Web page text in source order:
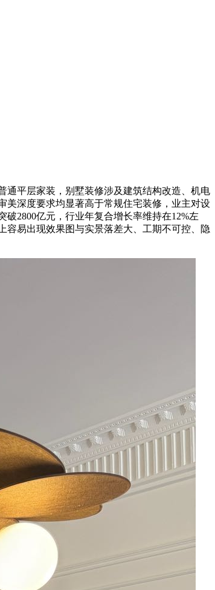
平层家装，别墅装修涉及建筑结构改造、机电
美深度要求均显著高于常规住宅装修，业主对设
2800亿元，行业年复合增长率维持在12%左
容易出现效果图与实景落差大、工期不可控、隐